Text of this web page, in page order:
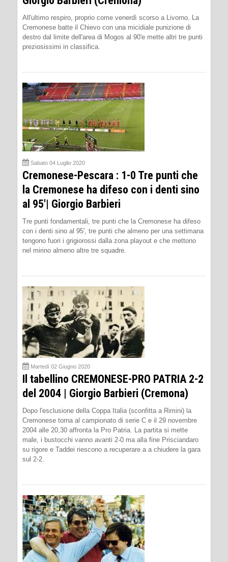
All'ultimo respiro, proprio come venerdì scorso a Livorno. La
Cremonese batte il Chievo con una micidiale punizione di
destro dal limite dell'area di Mogos al 90'e mette altri tre punti
preziosissimi in classifica.
Sabato 04 Luglio 2020
Cremonese-Pescara : 1-0 Tre punti che
la Cremonese ha difeso con i denti sino
al 95'| Giorgio Barbieri
Tre punti fondamentali, tre punti che la Cremonese ha difeso
con i denti sino al 95', tre punti che almeno per una settimana
tengono fuori i grigiorossi dalla zona playout e che mettono
nel mirino almeno altre tre squadre.
Martedì 02 Giugno 2020
Il tabellino CREMONESE-PRO PATRIA 2-2
del 2004 | Giorgio Barbieri (Cremona)
Dopo l'esclusione della Coppa Italia (sconfitta a Rimini) la
Cremonese torna al campionato di serie C e il 29 novembre
2004 alle 20,30 affronta la Pro Patria. La partita si mette
male, i bustocchi vanno avanti 2-0 ma alla fine Prisciandaro
su rigore e Taddei riescono a recuperare a a chiudere la gara
sul 2-2.